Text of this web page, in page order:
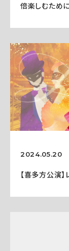
倍楽しむため
2024.05.20
【喜多方公演